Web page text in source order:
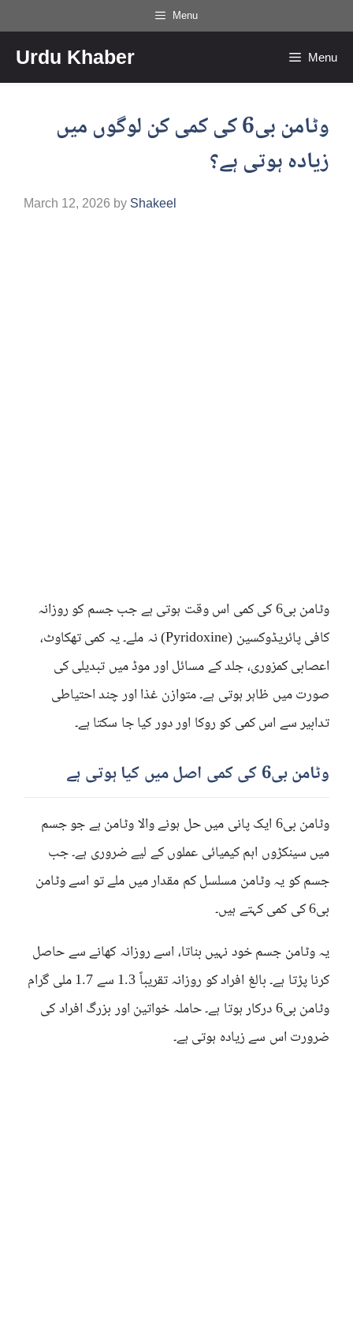
to
content
Menu
Urdu Khaber Menu
وٹامن بی6 کی کمی کن لوگوں میں
زیادہ ہوتی ہے؟
March 12, 2026 by Shakeel
وٹامن بی6 کی کمی اس وقت ہوتی ہے جب جسم کو روزانہ
کافی پائریڈوکسین (Pyridoxine) نہ ملے۔ یہ کمی تھکاوٹ،
اعصابی کمزوری، جلد کے مسائل اور موڈ میں تبدیلی کی
صورت میں ظاہر ہوتی ہے۔ متوازن غذا اور چند احتیاطی
تدابیر سے اس کمی کو روکا اور دور کیا جا سکتا ہے۔
وٹامن بی6 کی کمی اصل میں کیا ہوتی ہے
وٹامن بی6 ایک پانی میں حل ہونے والا وٹامن ہے جو جسم
میں سینکڑوں اہم کیمیائی عملوں کے لیے ضروری ہے۔ جب
جسم کو یہ وٹامن مسلسل کم مقدار میں ملے تو اسے وٹامن
بی6 کی کمی کہتے ہیں۔
یہ وٹامن جسم خود نہیں بناتا، اسے روزانہ کھانے سے حاصل
کرنا پڑتا ہے۔ بالغ افراد کو روزانہ تقریباً 1.3 سے 1.7 ملی گرام
وٹامن بی6 درکار ہوتا ہے۔ حاملہ خواتین اور بزرگ افراد کی
ضرورت اس سے زیادہ ہوتی ہے۔